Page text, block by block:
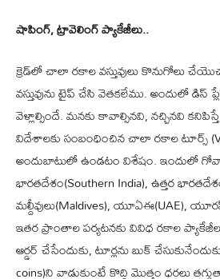
షాపింగ్‌, ట్రావెలింగ్ ప్యాకేజీలు..
క్రెడ్‌లో చాలా ర‌కాల వస్తువులు కొనుగోలు
వ‌స్తువును టైప్ చేసి వెత‌క‌లేము. అందులో డిస్ ప్లే
వెళ్లాల్సిందే. మ‌న‌కు కావాల్సినవి, న‌చ్చిన‌వి
విదేశాల‌కు సంబంధించిన చాలా ర‌కాల టూర్స్
అందుబాటులో ఉండ‌టం విశేషం. ఇందులో
భార‌తదేశం(Southern India), ఉత్త‌ర
మ‌ల్దీవులు(Maldives), యూఏఈ(UAE),
ఇత‌ర ప్రాంతాల ప‌ర్య‌ట‌న‌కు వివిధ ర‌కాల
ఆర్డ‌ర్ చేసేందుకు, టూర్ల‌ను బుక్
coins)ని వాడుకుంటే కొద్ది మొత్తం ధ‌ర‌లు